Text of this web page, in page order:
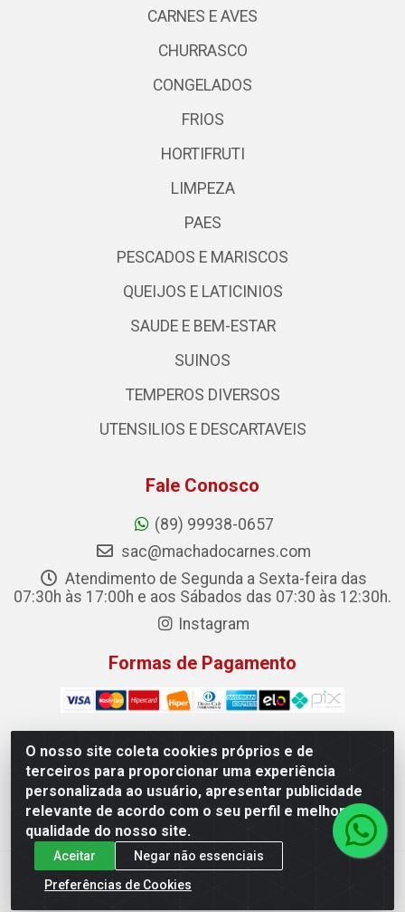
O nosso site coleta cookies próprios e de
terceiros para proporcionar uma experiência
personalizada ao usuário, apresentar publicidade
relevante de acordo com o seu perfil e melhorar a
qualidade do nosso site.
Aceitar
Negar não essenciais
Preferências de Cookies
CARNES E AVES
CHURRASCO
CONGELADOS
FRIOS
HORTIFRUTI
LIMPEZA
PAES
PESCADOS E MARISCOS
QUEIJOS E LATICINIOS
SAUDE E BEM-ESTAR
SUINOS
TEMPEROS DIVERSOS
UTENSILIOS E DESCARTAVEIS
Fale Conosco
(89) 99938-0657
sac@machadocarnes.com
Atendimento de Segunda a Sexta-feira das
07:30h às 17:00h e aos Sábados das 07:30 às 12:30h.
Instagram
Formas de Pagamento
Machado Carnes Distribuidora de Alimentos LTDA -
Logradouro: Avenida Candido Aleixo, 148 - Centro - Oeiras/PI
- CEP 64.500-000 - 31.391.008/0001-50